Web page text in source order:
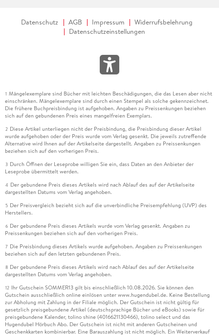
Datenschutz AGB Impressum
Widerrufsbelehrung
Datenschutzeinstellungen
1 Mängelexemplare sind Bücher mit leichten Beschädigungen, die das Lesen aber nicht
einschränken. Mängelexemplare sind durch einen Stempel als solche gekennzeichnet.
Die frühere Buchpreisbindung ist aufgehoben. Angaben zu Preissenkungen beziehen
sich auf den gebundenen Preis eines mangelfreien Exemplars.
2 Diese Artikel unterliegen nicht der Preisbindung, die Preisbindung dieser Artikel
wurde aufgehoben oder der Preis wurde vom Verlag gesenkt. Die jeweils zutreffende
Alternative wird Ihnen auf der Artikelseite dargestellt. Angaben zu Preissenkungen
beziehen sich auf den vorherigen Preis.
3 Durch Öffnen der Leseprobe willigen Sie ein, dass Daten an den Anbieter der
Leseprobe übermittelt werden.
4 Der gebundene Preis dieses Artikels wird nach Ablauf des auf der Artikelseite
dargestellten Datums vom Verlag angehoben.
5 Der Preisvergleich bezieht sich auf die unverbindliche Preisempfehlung (UVP) des
Herstellers.
6 Der gebundene Preis dieses Artikels wurde vom Verlag gesenkt. Angaben zu
Preissenkungen beziehen sich auf den vorherigen Preis.
7 Die Preisbindung dieses Artikels wurde aufgehoben. Angaben zu Preissenkungen
beziehen sich auf den letzten gebundenen Preis.
8 Der gebundene Preis dieses Artikels wird nach Ablauf des auf der Artikelseite
dargestellten Datums vom Verlag angehoben.
12 Ihr Gutschein SOMMER13 gilt bis einschließlich 10.08.2026. Sie können den
Gutschein ausschließlich online einlösen unter www.hugendubel.de. Keine Bestellung
zur Abholung mit Zahlung in der Filiale möglich. Der Gutschein ist nicht gültig für
gesetzlich preisgebundene Artikel (deutschsprachige Bücher und eBooks) sowie für
preisgebundene Kalender, tolino shine (4016621130466), tolino select und das
Hugendubel Hörbuch Abo. Der Gutschein ist nicht mit anderen Gutscheinen und
Geschenkkarten kombinierbar. Eine Barauszahlung ist nicht möglich. Ein Weiterverkauf